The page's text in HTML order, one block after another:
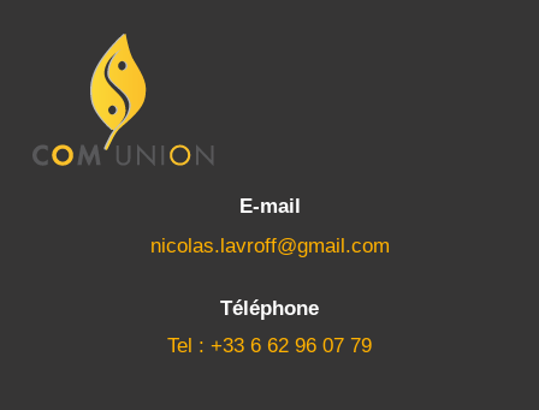
E-mail
nicolas.lavroff@gmail.com
Téléphone
Tel : +33 6 62 96 07 79